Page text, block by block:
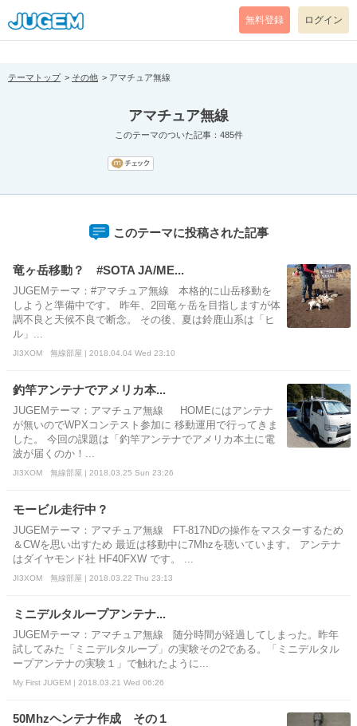
[pear_error: message="Success" code=0 mode=return level=notice
prefix="" info=""]
無料登録 ログイン
テーマトップ その他 アマチュア無線
アマチュア無線
このテーマのついた記事：485件
このテーマに投稿された記事
竜ヶ岳移動？ #SOTA JA/ME...
JUGEMテーマ：#アマチュア無線 本格的に山岳移動を
しようと準備中です。 昨年、2回竜ヶ岳を目指しますが体
調不良と天候不良で断念。 その後、夏は鈴鹿山系は「ヒ
ル」...
JI3XOM 無線部屋 | 2018.04.04 Wed 23:10
釣竿アンテナでアメリカ本...
JUGEMテーマ：アマチュア無線 HOMEにはアンテナ
が無いのでWPXコンテスト参加に 移動運用で行ってきま
した。 今回の課題は「釣竿アンテナでアメリカ本土に電
波が届くのか！...
JI3XOM 無線部屋 | 2018.03.25 Sun 23:26
モービル走行中？
JUGEMテーマ：アマチュア無線 FT-817NDの操作をマスターするため
＆CWを思い出すため 最近は移動中に7Mhzを聴いています。 アンテナ
はダイヤモンド社 HF40FXW です。 ...
JI3XOM 無線部屋 | 2018.03.22 Thu 23:13
ミニデルタループアンテナ...
JUGEMテーマ：アマチュア無線 随分時間が経過してしまった。昨年
試してみた「ミニデルタループ」の実験その2である。「ミニデルタル
ープアンテナの実験１」で触れたように...
My First JUGEM | 2018.03.21 Wed 06:26
50Mhzヘンテナ作成 その１